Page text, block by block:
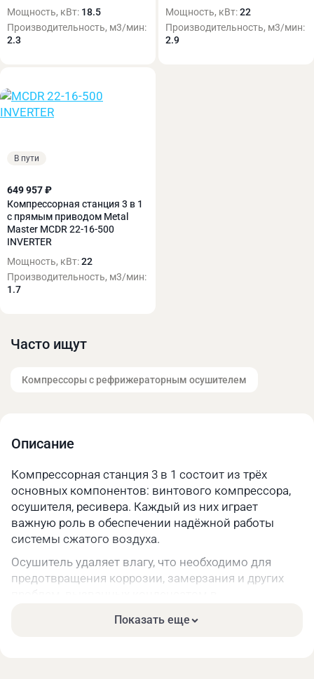
Мощность, кВт: 18.5
Производительность, м3/мин:
2.3
Мощность, кВт:22
Производительность, м3/мин:
2.9
В пути
649 957 ₽
Компрессорная станция 3 в 1
с прямым приводом Metal
Master MCDR 22-16-500
INVERTER
Мощность, кВт:22
Производительность, м3/мин:
1.7
Часто ищут
Компрессоры с рефрижераторным осушителем
Описание
Компрессорная станция 3 в 1 состоит из трёх
основных компонентов: винтового компрессора,
осушителя, ресивера. Каждый из них играет
важную роль в обеспечении надёжной работы
системы сжатого воздуха.
Осушитель удаляет влагу, что необходимо для
предотвращения коррозии, замерзания и других
Показать еще